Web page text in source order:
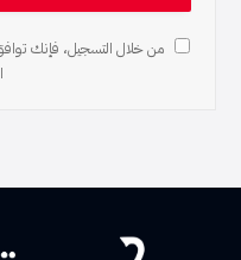
من خلال التسجيل، فإنك